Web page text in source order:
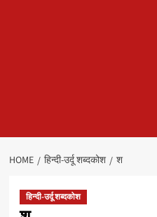
HOME हिन्दी-उर्दू शब्दकोश श
हिन्दी-उर्दू शब्दकोश